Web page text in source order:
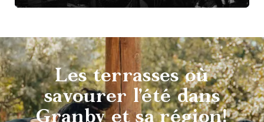
vélo
Les terrasses où
savourer l’été dans
Granby et sa région!